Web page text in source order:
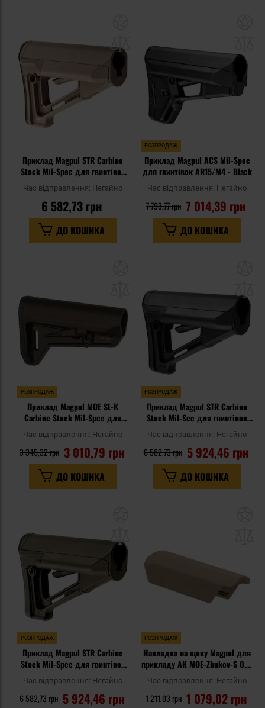
списку
уподобань
Приклад Magpul STR Carbine
Stock Mil-Spec для гвинтівок
AR15/M4 - Flat Dark Earth
Час відправлення: Негайно
6 582,73 грн
ДО КОШИКА
РОЗПРОДАЖ
Приклад Magpul ACS Mil-Spec
для гвинтівок AR15/M4 - Black
Час відправлення: Негайно
7 014,39 грн
7 793,77 грн
ДО КОШИКА
списку
уподобань
РОЗПРОДАЖ
Приклад Magpul MOE SL-K
Carbine Stock Mil-Spec для
гвинтівок AR15/M4 - Olive Drab
Green
Час відправлення: Негайно
3 010,79 грн
3 345,32 грн
ДО КОШИКА
РОЗПРОДАЖ
Приклад Magpul STR Carbine
Stock Mil-Sec для гвинтівок
AR15/M4 - Black
Час відправлення: Негайно
5 924,46 грн
6 582,73 грн
ДО КОШИКА
уподобань
РОЗПРОДАЖ
Приклад Magpul STR Carbine
Stock Mil-Spec для гвинтівок
AR15/M4 - Olive Drab Green
Час відправлення: Негайно
5 924,46 грн
6 582,73 грн
РОЗПРОДАЖ
Накладка на щоку Magpul для
прикладу AK MOE-Zhukov-S 0,5"
- Flat Dark Earth
Час відправлення: Негайно
1 079,02 грн
1 211,03 грн